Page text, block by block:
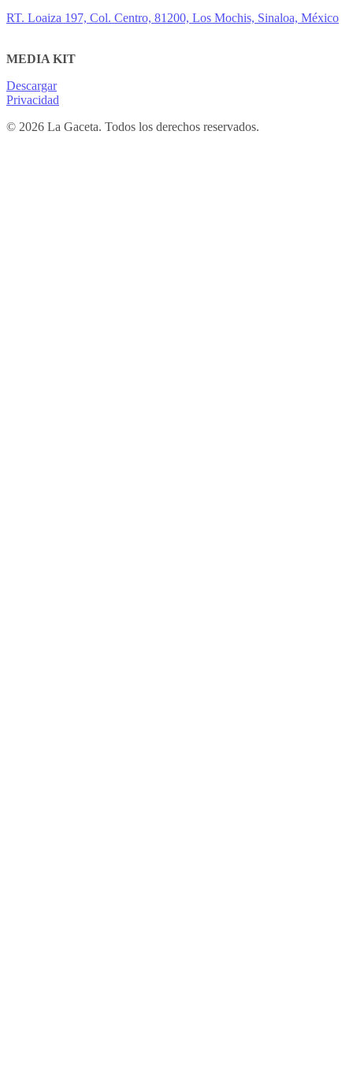
RT. Loaiza 197, Col. Centro, 81200, Los Mochis, Sinaloa, México
MEDIA KIT
Descargar
Privacidad
© 2026 La Gaceta. Todos los derechos reservados.